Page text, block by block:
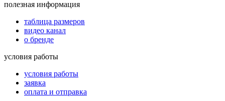
полезная информация
таблица размеров
видео канал
о бренде
условия работы
условия работы
заявка
оплата и отправка